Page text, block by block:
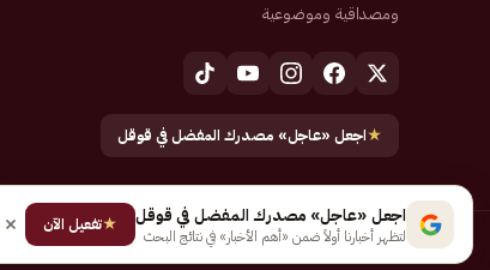
ومصداقية وموضوعية
★اجعل «عاجل» مصدرك المفضل في قوقل
جميع الحقوق محفوظة لـ شركة إيجاز للنشر الإلكتروني المالكة لصحيفة عاجل
اجعل «عاجل» مصدرك المفضل في قوقل
لتظهر أخبارنا أولاً ضمن «أهم الأخبار» في نتائج البحث
★تفعيل الآن